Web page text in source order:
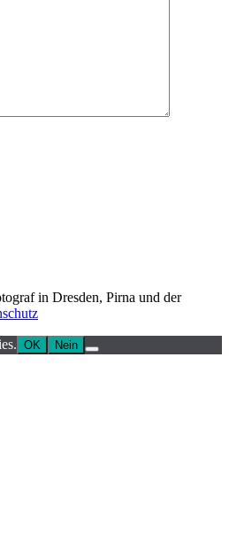
in Dresden, Pirna und der
OK Nein